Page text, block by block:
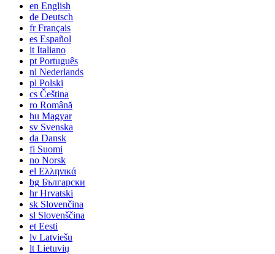
en English
de Deutsch
frFrançais
es Español
it Italiano
pt Português
nl Nederlands
pl Polski
cs Čeština
ro Română
hu Magyar
sv Svenska
da Dansk
fi Suomi
no Norsk
el Ελληνικά
bg Български
hrHrvatski
sk Slovenčina
sl Slovenščina
et Eesti
lv Latviešu
lt Lietuvių